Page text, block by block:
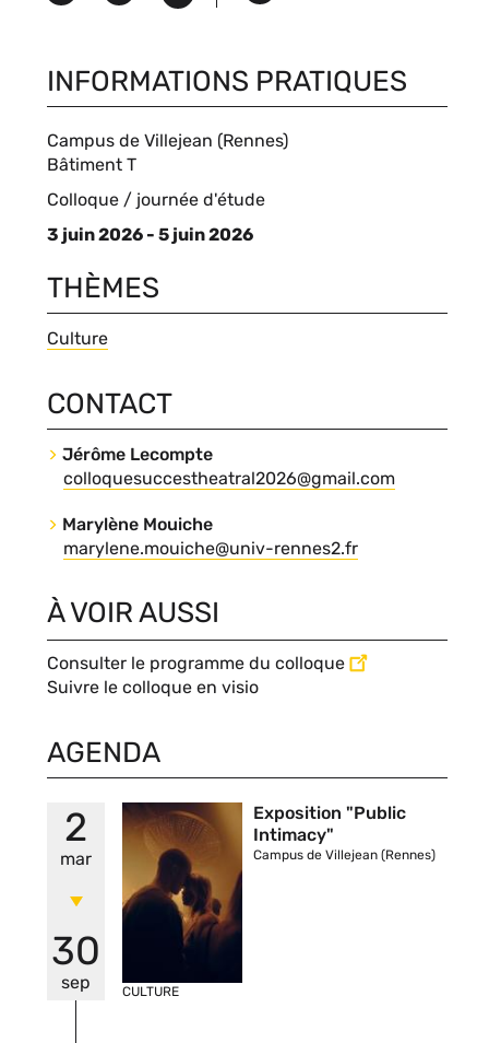
INFORMATIONS PRATIQUES
Campus de Villejean (Rennes)
Compléments
de
lieu
Bâtiment T
Type
d'événement
Colloque / journée d'étude
3 juin 2026 - 5 juin 2026
THÈMES
Thèmes
Culture
CONTACT
Contact
Nom
contact
Jérôme Lecompte
Courriel
colloquesuccestheatral2026@gmail.com
Nom
Marylène Mouiche
Courriel
marylene.mouiche@univ-rennes2.fr
À VOIR AUSSI
Consulter le programme du colloque
Suivre le colloque en visio
AGENDA
2
mar
30
sep
Vignette
Exposition "Public
Intimacy"
Campus de Villejean (Rennes)
CULTURE